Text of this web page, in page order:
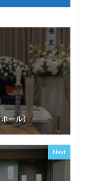
ール）
Next